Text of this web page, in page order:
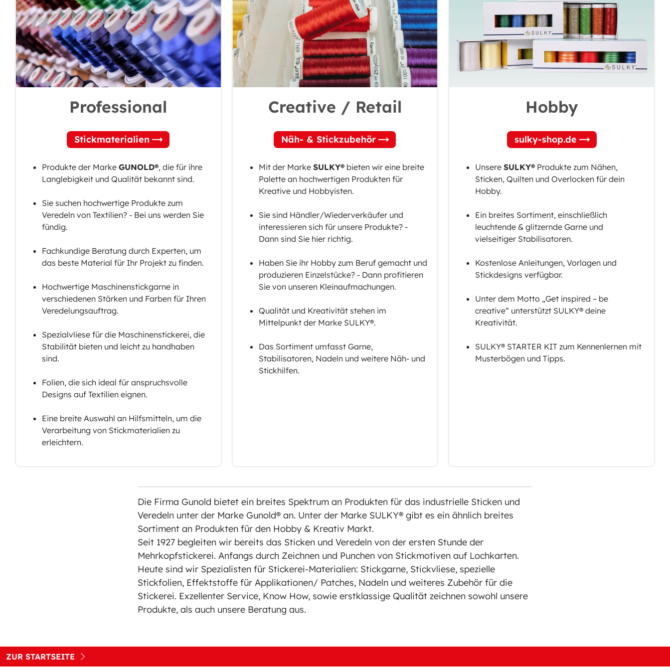
Nachhaltige Vliese
Professional
Stickmaterialien
Produkte der Marke GUNOLD®, die für ihre
Langlebigkeit und Qualität bekannt sind.
Sie suchen hochwertige Produkte zum
Veredeln von Textilien? - Bei uns werden Sie
fündig.
Fachkundige Beratung durch Experten, um
das beste Material für Ihr Projekt zu finden.
Hochwertige Maschinenstickgarne in
verschiedenen Stärken und Farben für Ihren
Veredelungsauftrag.
Spezialvliese für die Maschinenstickerei, die
Stabilität bieten und leicht zu handhaben
sind.
Folien, die sich ideal für anspruchsvolle
Designs auf Textilien eignen.
Eine breite Auswahl an Hilfsmitteln, um die
Verarbeitung von Stickmaterialien zu
erleichtern.
Creative / Retail
Näh- & Stickzubehör
Mit der Marke SULKY®bieten wir eine breite
Palette an hochwertigen Produkten für
Kreative und Hobbyisten.
Sie sind Händler/Wiederverkäufer und
interessieren sich für unsere Produkte? -
Dann sind Sie hier richtig.
Haben Sie ihr Hobby zum Beruf gemacht und
produzieren Einzelstücke? - Dann profitieren
Sie von unseren Kleinaufmachungen.
Qualität und Kreativität stehen im
Mittelpunkt der Marke SULKY®.
Das Sortiment umfasst Garne,
Stabilisatoren, Nadeln und weitere Näh- und
Stickhilfen.
Hobby
sulky-shop.de
UnsereSULKY® Produkte zum Nähen,
Sticken, Quilten und Overlocken für dein
Hobby.
Ein breites Sortiment, einschließlich
leuchtende & glitzernde Garne und
vielseitiger Stabilisatoren.
Kostenlose Anleitungen, Vorlagen und
Stickdesigns verfügbar.
Unter dem Motto „Get inspired – be
creative“ unterstützt SULKY® deine
Kreativität.
SULKY® STARTER KIT zum Kennenlernen mit
Musterbögen und Tipps.
Die Firma Gunold bietet ein breites Spektrum an Produkten für das industrielle Sticken und
Veredeln unter der Marke Gunold® an. Unter der Marke SULKY® gibt es ein ähnlich breites
Sortiment an Produkten für den Hobby & Kreativ Markt.
Seit 1927 begleiten wir bereits das Sticken und Veredeln von der ersten Stunde der
Mehrkopfstickerei. Anfangs durch Zeichnen und Punchen von Stickmotiven auf Lochkarten.
Heute sind wir Spezialisten für Stickerei-Materialien: Stickgarne, Stickvliese, spezielle
Stickfolien, Effektstoffe für Applikationen/ Patches, Nadeln und weiteres Zubehör für die
Stickerei. Exzellenter Service, Know How, sowie erstklassige Qualität zeichnen sowohl unsere
Produkte, als auch unsere Beratung aus.
ZUR STARTSEITE